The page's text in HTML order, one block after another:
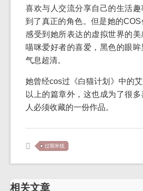
喜欢与人交流分享自己的生活
到了真正的角色。但是她的COS
感受到她所表达的虚拟世界的
喵咪爱好者的喜爱，黑色的眼
气息超清。
她曾经cos过《白猫计划》中的
以上的篇章外，这也成为了很
人必须收藏的一份作品。
过期米线
相关文章